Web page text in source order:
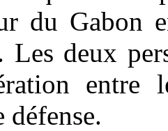
du
Les deux
entre
défense.